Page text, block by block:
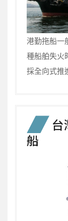
港勤拖船一
種船舶失火
採全向式推
船